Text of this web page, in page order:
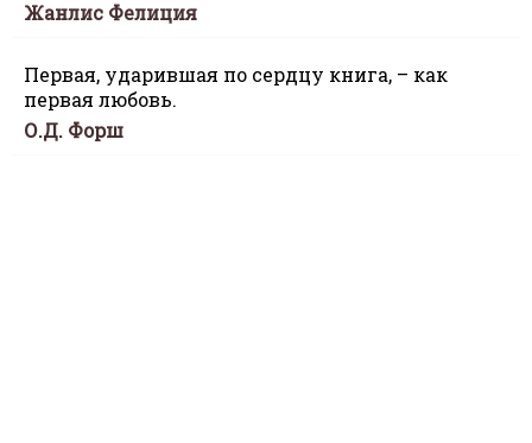
Жанлис Фелиция
Первая, ударившая по сердцу книга, – как
первая любовь.
О.Д. Форш